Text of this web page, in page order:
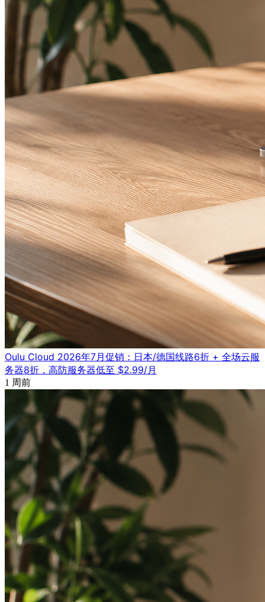
Oulu Cloud 2026年7月促销：日本/德国线路6折 + 全场云服
务器8折，高防服务器低至 $2.99/月
1 周前